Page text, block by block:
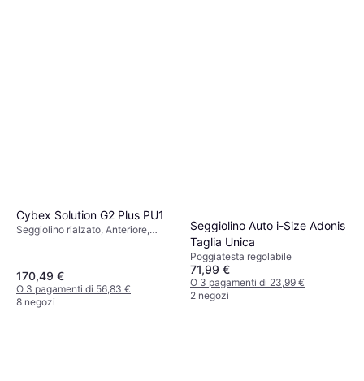
Cybex Solution G2 Plus PU1
Seggiolino rialzato, Anteriore,
Rivestimento lavabile
170,49 €
O 3 pagamenti di 56,83 €
8 negozi
Seggiolino Auto i-Size Adonis
Taglia Unica
Poggiatesta regolabile
71,99 €
O 3 pagamenti di 23,99 €
2 negozi